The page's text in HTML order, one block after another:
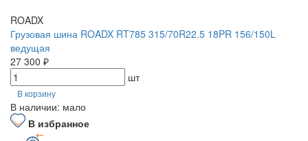
ROADX
Грузовая шина ROADX RT785 315/70R22.5 18PR 156/150L
ведущая
27 300 ₽
шт
В корзину
В наличии: мало
В избранное